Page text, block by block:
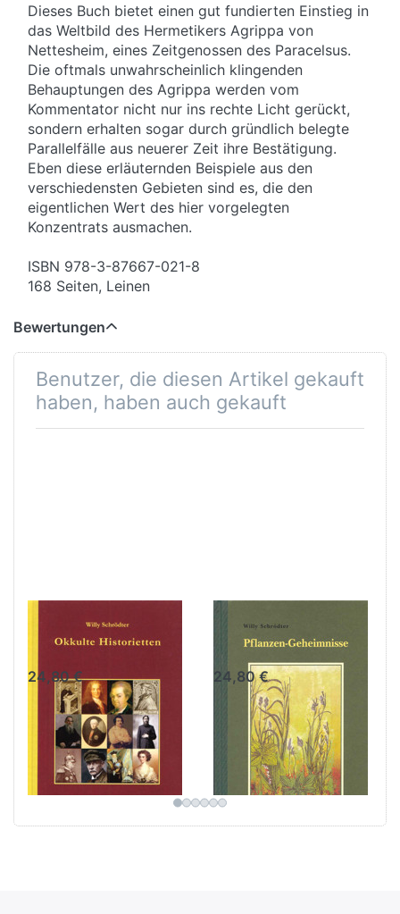
Dieses Buch bietet einen gut fundierten Einstieg in
das Weltbild des Hermetikers Agrippa von
Nettesheim, eines Zeitgenossen des Paracelsus.
Die oftmals unwahrscheinlich klingenden
Behauptungen des Agrippa werden vom
Kommentator nicht nur ins rechte Licht gerückt,
sondern erhalten sogar durch gründlich belegte
Parallelfälle aus neuerer Zeit ihre Bestätigung.
Eben diese erläuternden Beispiele aus den
verschiedensten Gebieten sind es, die den
eigentlichen Wert des hier vorgelegten
Konzentrats ausmachen.
ISBN 978-3-87667-021-8
168 Seiten, Leinen
Bewertungen
Benutzer, die diesen Artikel gekauft
haben, haben auch gekauft
Okkulte
Historietten
24,80 €
Pflanzen-
Geheimnisse
24,80 €